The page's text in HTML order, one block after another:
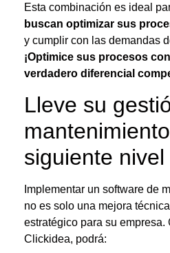
Esta combinación es ideal
buscan optimizar sus
y cumplir con las demandas
¡Optimice sus procesos
verdadero diferencial
Lleve su
siguiente nivel
Implementar un software de
no es solo una mejora
estratégico para su
Clickidea, podrá: